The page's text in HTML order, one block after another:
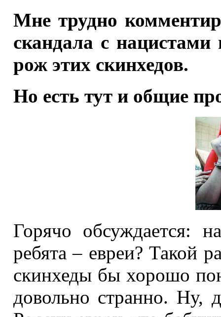
Мне трудно
скандала с
рож этих скинхедов.
Но есть тут и общие
Горячо обсуждается:
ребята – евреи? Такой
скинхеды бы хорошо
довольно странно. Ну,